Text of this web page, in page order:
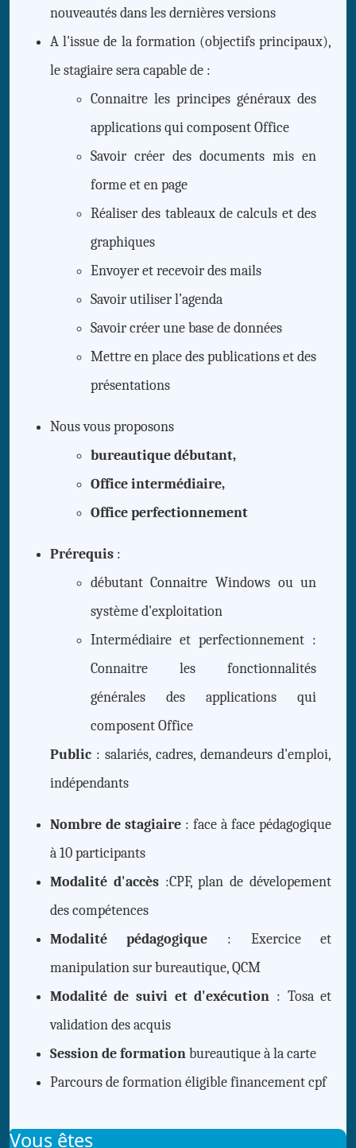
nouveautés dans les dernières versions
A l'issue de la formation (objectifs principaux),
le stagiaire sera capable de :
Connaitre les principes généraux des
applications qui composent Office
Savoir créer des documents mis en
forme et en page
Réaliser des tableaux de calculs et des
graphiques
Envoyer et recevoir des mails
Savoir utiliser l’agenda
Savoir créer une base de données
Mettre en place des publications et des
présentations
Nous vous proposons
bureautique débutant,
Office intermédiaire,
Office perfectionnement
Prérequis:
débutant Connaitre Windows ou un
système d'exploitation
Intermédiaire et perfectionnement :
Connaitre les fonctionnalités
générales des applications qui
composent Office
Public: salariés, cadres, demandeurs d'emploi,
indépendants
Nombre de stagiaire: face à face pédagogique
à 10 participants
Modalité d'accès :CPF, plan de dévelopement
des compétences
Modalité pédagogique : Exercice et
manipulation sur bureautique, QCM
Modalité de suivi et d'exécution : Tosa et
validation des acquis
Session de formationbureautique à la carte
Parcours de formation éligible financement cpf
Vous êtes